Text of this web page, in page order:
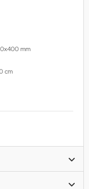
mm
cm